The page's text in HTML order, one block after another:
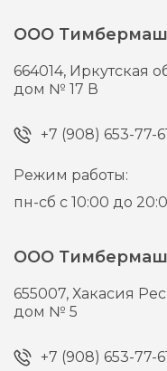
ООО Тимбермаш
664014, Иркутская
дом № 17 В
+7 (908) 653-77-
Режим работы:
пн-сб с 10:00 до
ООО Тимбермаш
655007,Хакасия
дом № 5
+7 (908) 653-77-